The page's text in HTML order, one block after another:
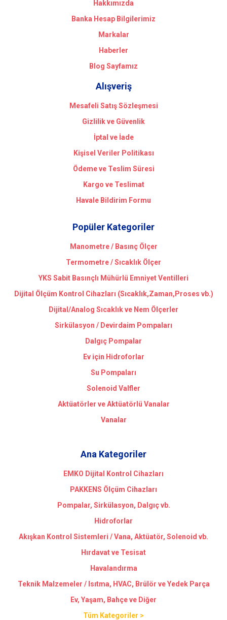
Hakkımızda
Banka Hesap Bilgilerimiz
Markalar
Haberler
Blog Sayfamız
Alışveriş
Mesafeli Satış Sözleşmesi
Gizlilik ve Güvenlik
İptal ve İade
Kişisel Veriler Politikası
Ödeme ve Teslim Süresi
Kargo ve Teslimat
Havale Bildirim Formu
Popüler Kategoriler
Manometre / Basınç Ölçer
Termometre / Sıcaklık Ölçer
YKS Sabit Basınçlı Mühürlü Emniyet Ventilleri
Dijital Ölçüm Kontrol Cihazları (Sıcaklık,Zaman,Proses vb.)
Dijital/Analog Sıcaklık ve Nem Ölçerler
Sirkülasyon / Devirdaim Pompaları
Dalgıç Pompalar
Ev için Hidroforlar
Su Pompaları
Solenoid Valfler
Aktüatörler ve Aktüatörlü Vanalar
Vanalar
Ana Kategoriler
EMKO Dijital Kontrol Cihazları
PAKKENS Ölçüm Cihazları
Pompalar, Sirkülasyon, Dalgıç vb.
Hidroforlar
Akışkan Kontrol Sistemleri / Vana, Aktüatör, Solenoid vb.
Hırdavat ve Tesisat
Havalandırma
Teknik Malzemeler / Isıtma, HVAC, Brülör ve Yedek Parça
Ev, Yaşam, Bahçe ve Diğer
Tüm Kategoriler >